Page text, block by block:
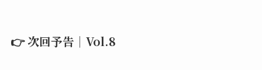
👉 次回予告｜Vol.8